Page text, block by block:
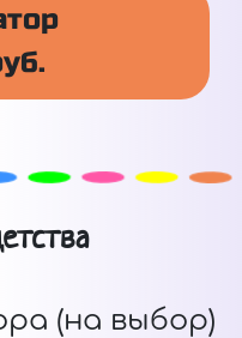
(на выбор)